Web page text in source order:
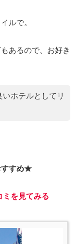
ルで。
あるので、お好き
ホテルとしてリ
すすめ★
を見てみる